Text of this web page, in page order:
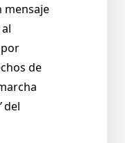
mensaje
de
del